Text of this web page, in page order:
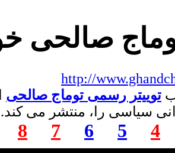
صالحی
http://
توییتر رسمی توماج صالحی
سیاسی را، منتشر می
4
5
6
7
8